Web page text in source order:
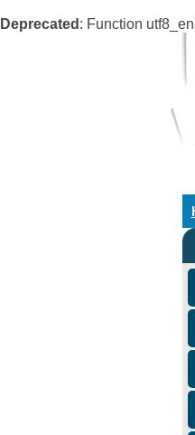
Deprecated : Function